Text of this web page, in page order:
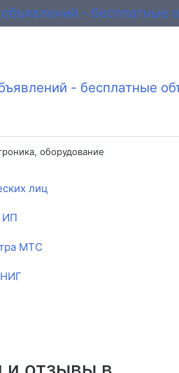
- бесплатные
оборудование